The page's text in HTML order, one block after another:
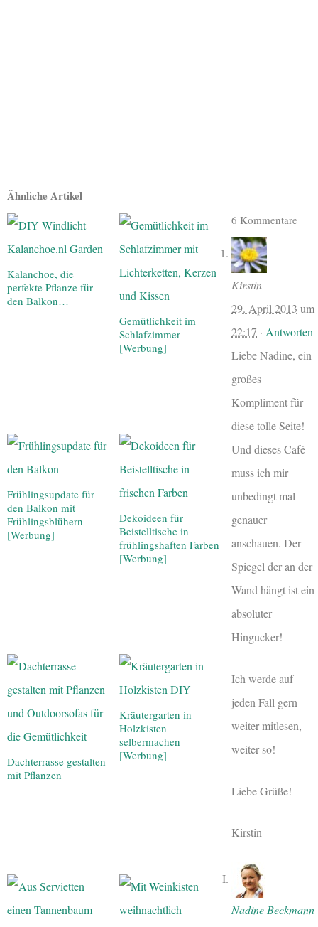
Ähnliche Artikel
Kalanchoe, die
perfekte Pflanze für
den Balkon…
Gemütlichkeit im
Schlafzimmer
[Werbung]
Frühlingsupdate für
den Balkon mit
Frühlingsblühern
[Werbung]
Dekoideen für
Beistelltische in
frühlingshaften Farben
[Werbung]
Dachterrasse gestalten
mit Pflanzen
Kräutergarten in
Holzkisten
selbermachen
[Werbung]
6 Kommentare
Kirstin
29. April 2013 um
22:17 · Antworten
Liebe Nadine, ein
großes
Kompliment für
diese tolle Seite!
Und dieses Café
muss ich mir
unbedingt mal
genauer
anschauen. Der
Spiegel der an der
Wand hängt ist ein
absoluter
Hingucker!
Ich werde auf
jeden Fall gern
weiter mitlesen,
weiter so!
Liebe Grüße!
Kirstin
Nadine Beckmann